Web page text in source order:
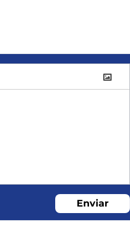
Enviar